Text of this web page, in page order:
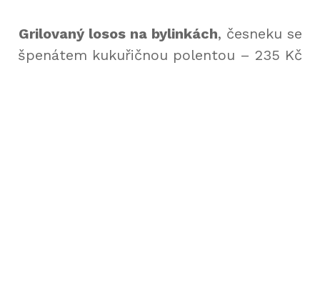
Grilovaný losos na bylinkách, česneku se
špenátem kukuřičnou polentou – 235 Kč